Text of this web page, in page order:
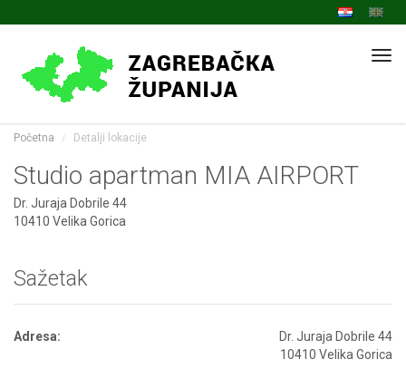
Početna Detalji lokacije
Studio apartman MIA AIRPORT
Dr. Juraja Dobrile 44
10410 Velika Gorica
Sažetak
Adresa:
Dr. Juraja Dobrile 44
10410 Velika Gorica